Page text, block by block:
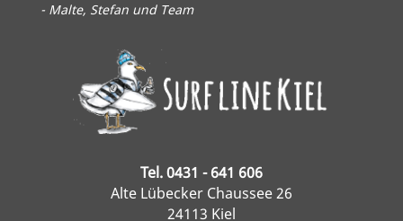
- Malte, Stefan und Team
Tel. 0431 - 641 606
Alte Lübecker Chaussee 26
24113 Kiel